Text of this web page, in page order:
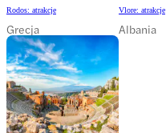
Rodos: atrakcje
Grecja
Vlore: atrakcje
Albania